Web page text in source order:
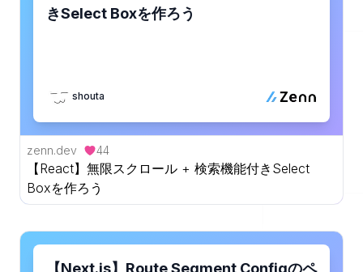
きSelect Boxを作ろう
shouta
zenn.dev 44
【React】無限スクロール + 検索機能付きSelect
Boxを作ろう
【Next.js】Route Segment Configのペ